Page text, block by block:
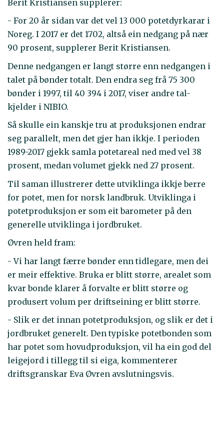
Berit Kristiansen supplerer:
- For 20 år sidan var det vel 13 000 potetdyrkarar i
Noreg. I 2017 er det 1702, altså ein nedgang på nær
90 prosent, supplerer Berit Kristiansen.
Denne nedgangen er langt større enn nedgangen i
talet på bønder totalt. Den endra seg frå 75 300
bønder i 1997, til 40 394 i 2017, viser andre tal-
kjelder i NIBIO.
Så skulle ein kanskje tru at produksjonen endrar
seg parallelt, men det gjer han ikkje. I perioden
1989-2017 gjekk samla potetareal ned med vel 38
prosent, medan volumet gjekk ned 27 prosent.
Til saman illustrerer dette utviklinga ikkje berre
for potet, men for norsk landbruk. Utviklinga i
potetproduksjon er som eit barometer på den
generelle utviklinga i jordbruket.
Øvren held fram:
- Vi har langt færre bønder enn tidlegare, men dei
er meir effektive. Bruka er blitt større, arealet som
kvar bonde klarer å forvalte er blitt større og
produsert volum per driftseining er blitt større.
- Slik er det innan potetproduksjon, og slik er det i
jordbruket generelt. Den typiske potetbonden som
har potet som hovudproduksjon, vil ha ein god del
leigejord i tillegg til si eiga, kommenterer
driftsgranskar Eva Øvren avslutningsvis.